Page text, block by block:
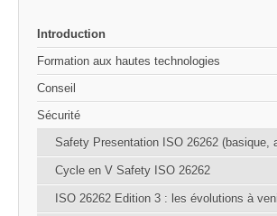
Introduction
Formation aux hautes technologies
Conseil
Sécurité
Safety Presentation ISO 26262 (basique,
Cycle en V Safety ISO 26262
ISO 26262 Edition 3 : les évolutions à